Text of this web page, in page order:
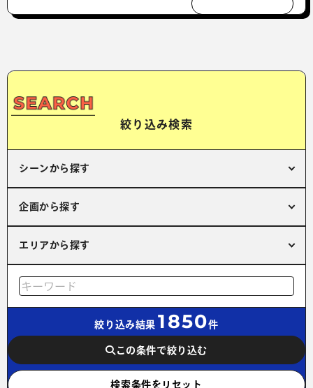
絞り込み検索
シーンから探す
企画から探す
エリアから探す
絞り込み結果 1850件
この条件で絞り込む
検索条件をリセット